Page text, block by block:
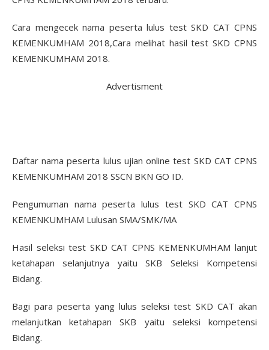
Cara mengecek nama peserta lulus test SKD CAT CPNS
KEMENKUMHAM 2018,Cara melihat hasil test SKD CPNS
KEMENKUMHAM 2018.
Advertisment
Daftar nama peserta lulus ujian online test SKD CAT CPNS
KEMENKUMHAM 2018 SSCN BKN GO ID.
Pengumuman nama peserta lulus test SKD CAT CPNS
KEMENKUMHAM Lulusan SMA/SMK/MA
Hasil seleksi test SKD CAT CPNS KEMENKUMHAM lanjut
ketahapan selanjutnya yaitu SKB Seleksi Kompetensi
Bidang.
Bagi para peserta yang lulus seleksi test SKD CAT akan
melanjutkan ketahapan SKB yaitu seleksi kompetensi
Bidang.